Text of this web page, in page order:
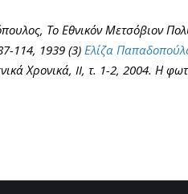
Το Εθνικόν Μετσόβιον
114, 1939 (3) Ελίζα
Χρονικά, II, τ. 1-2, 2004. Η